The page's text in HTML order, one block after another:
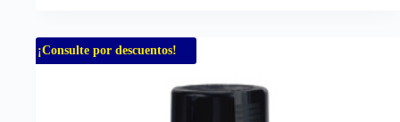
¡Consulte por descuentos!